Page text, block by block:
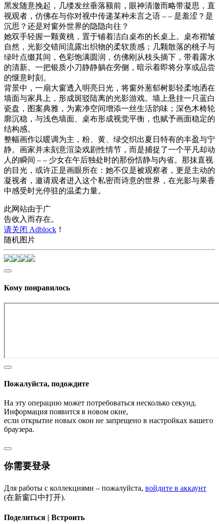
黑发随意挽起，几缕发丝垂落额前，眼神清澈而略带凝思，直
视观者，仿佛在与你对视中传递某种未言之语 – – 是羞涩？是
沉思？还是对窗外世界的隐隐向往？
她双手轻握一颗黄桃，置于铺着洁白桌布的长桌上。桌布褶皱
自然，光影交错间流露出织物的柔软质感；几颗散落的桃子与
绿叶点缀其间，色彩饱满圆润，仿佛刚从枝头摘下，带着露水
的清新。一把银质小刀静静躺在旁侧，暗示着即将分享或品尝
的惬意时刻。
背景中，一扇大窗透入明亮日光，将窗外葱郁树影轻柔地洒在
墙面与家具上，形成斑驳陆离的光影游戏。墙上悬挂一只蓝白
瓷盘，图案典雅，为素净空间增添一丝生活韵味；深色木椅轮
廓沉稳，与浅色墙面、桌布形成视觉平衡，也赋予画面稳定的
结构感。
整幅画作以暖调为主，粉、黄、绿交织出夏日特有的丰盈与宁
静。画家并未刻意渲染戏剧性情节，而是捕捉了一个平凡却动
人的瞬间 – – 少女在午后独处时的那份恬静与内省。那抹直视
的目光，或许正是画眼所在：她不仅是被观察者，更是主动的
凝视者，邀请观者进入这个私密而诗意的世界，在光影与果香
中感受时光停驻的温柔力量。
此网站由于广
告收入而存在。
请关闭 Adblock ！
随机图片
Кому понравилось
Пожалуйста, подождите
На эту операцию может потребоваться несколько секунд.
Информация появится в новом окне,
если открытие новых окон не запрещено в настройках вашего
браузера.
你需要登录
Для работы с коллекциями – пожалуйста, войдите в аккаунт
(在新窗口中打开).
Поделиться | Встроить